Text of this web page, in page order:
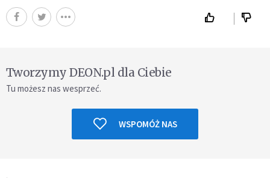
Tworzymy DEON.pl dla Ciebie
Tu możesz nas wesprzeć.
WSPOMÓŻ NAS